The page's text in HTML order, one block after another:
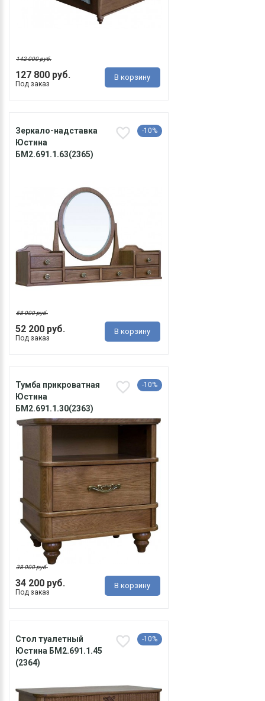
127 800 руб.
142 000 руб.
Под заказ
В корзину
Зеркало-надставка
Юстина
БМ2.691.1.63(2365)
-10%
52 200 руб.
58 000 руб.
Под заказ
В корзину
Тумба прикроватная
Юстина
БМ2.691.1.30(2363)
-10%
34 200 руб.
38 000 руб.
Под заказ
В корзину
Стол туалетный
Юстина БM2.691.1.45
(2364)
-10%